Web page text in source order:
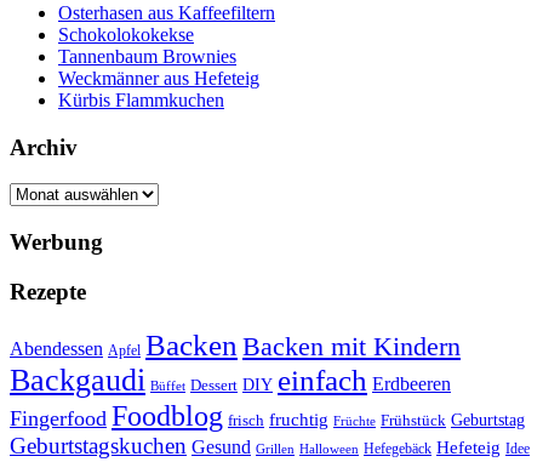
Osterhasen aus Kaffeefiltern
Schokolokokekse
Tannenbaum Brownies
Weckmänner aus Hefeteig
Kürbis Flammkuchen
Archiv
Archiv
Werbung
Rezepte
Abendessen Apfel Backen Backen mit Kindern
Backgaudi Büffet Dessert DIY einfach Erdbeeren
Fingerfood Foodblog frisch fruchtig Früchte Frühstück Geburtstag
Geburtstagskuchen Gesund Grillen Halloween Hefegebäck Hefeteig Idee